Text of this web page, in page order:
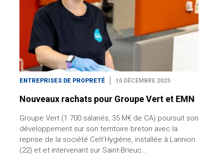
ENTREPRISES DE PROPRETÉ 16 DÉCEMBRE 2025
Nouveaux rachats pour Groupe Vert et EMN
Groupe Vert (1 700 salariés, 35 M€ de CA) poursuit son
développement sur son territoire breton avec la
reprise de la société Celt'Hygiène, installée à Lannion
(22) et et intervenant sur Saint-Brieuc…